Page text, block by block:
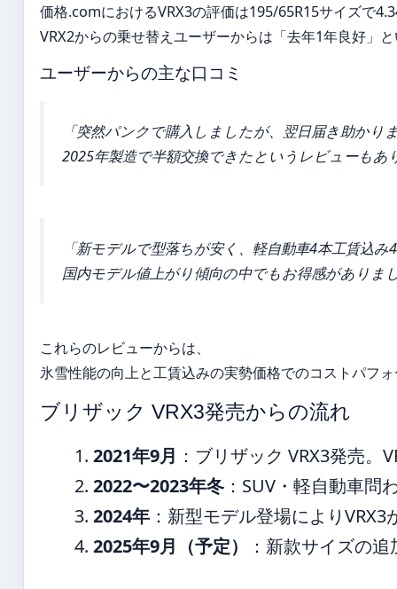
価格.comにおけるVRX3の評価は195/65R15サイズで
VRX2からの乗せ替えユーザーからは「去年1年良好」
ユーザーからの主な口コミ
「突然パンクで購入しましたが、翌日届き助かり
2025年製造で半額交換できたというレビューも
「新モデルで型落ちが安く、軽自動車4本工賃込み
国内モデル値上がり傾向の中でもお得感がありま
これらのレビューからは、
氷雪性能の向上と工賃込みの実勢価格でのコストパフ
ブリザック VRX3発売からの流れ
2021年9月 ：ブリザック VRX3発売
2022〜2023年冬 ：SUV・軽自動車問
2024年 ：新型モデル登場により
2025年9月（予定）
：新款サイズの